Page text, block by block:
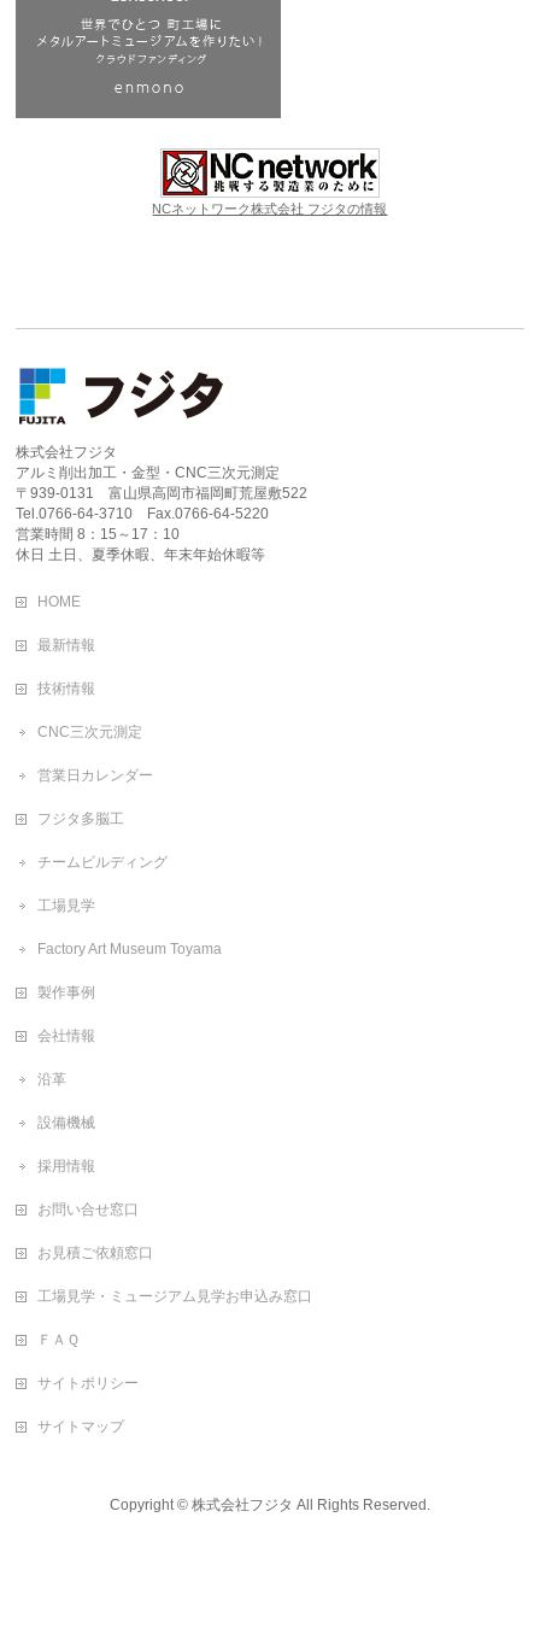
NCネットワーク株式会社 フジタの情報
株式会社フジタ
アルミ削出加工・金型・CNC三次元測定
〒939-0131 富山県高岡市福岡町荒屋敷522
Tel.0766-64-3710 Fax.0766-64-5220
営業時間 8：15～17：10
休日 土日、夏季休暇、年末年始休暇等
HOME
最新情報
技術情報
CNC三次元測定
営業日カレンダー
フジタ多脳工
チームビルディング
工場見学
Factory Art Museum Toyama
製作事例
会社情報
沿革
設備機械
採用情報
お問い合せ窓口
お見積ご依頼窓口
工場見学・ミュージアム見学お申込み窓口
ＦＡＱ
サイトポリシー
サイトマップ
Copyright © 株式会社フジタ All Rights Reserved.